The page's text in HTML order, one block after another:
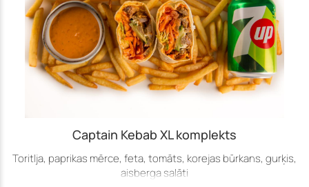
Captain Kebab XL komplekts
Toritlja, paprikas mērce, feta, tomāts, korejas būrkans, gurķis,
aisberga salāti